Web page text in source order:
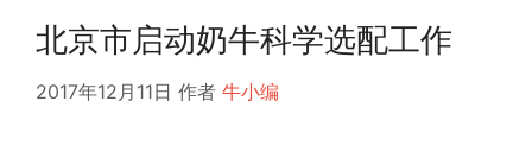
北京市启动奶牛科学选配工作
2017年12月11日 作者 牛小编